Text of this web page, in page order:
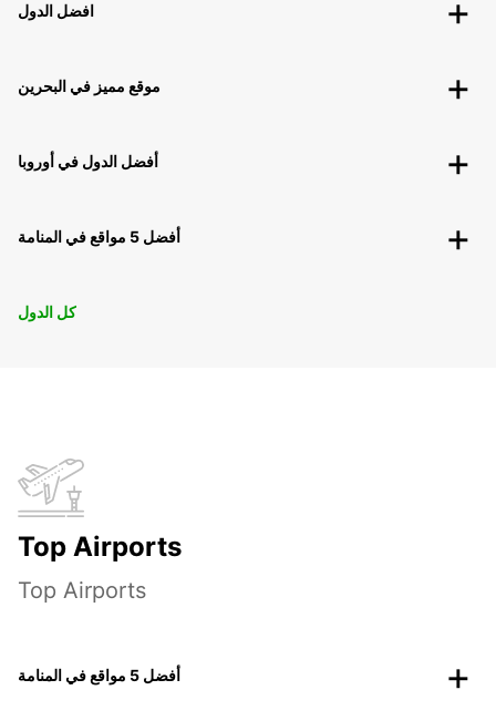
افضل الدول
موقع مميز في البحرين
أفضل الدول في أوروبا
أفضل 5 مواقع في المنامة
كل الدول
Top Airports
Top Airports
أفضل 5 مواقع في المنامة